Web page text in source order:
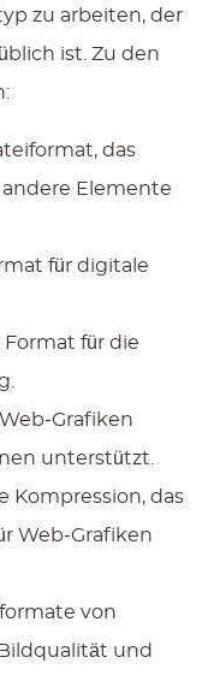
zu arbeiten, der
ist. Zu den
das
Elemente
für digitale
Format für die
Grafiken
unterstützt.
Kompression, das
Web-Grafiken
von
und